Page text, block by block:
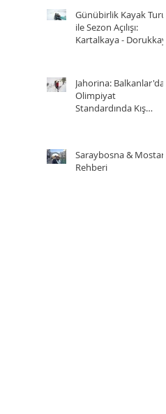
Günübirlik Kayak Turu
ile Sezon Açılışı:
Kartalkaya - Dorukkaya
Jahorina: Balkanlar'da
Olimpiyat
Standardında Kış
Saraybosna & Mostar
Rehberi